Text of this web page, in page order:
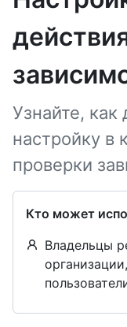
Узнайте, как
настройку в
проверки
Кто может
Владельцы